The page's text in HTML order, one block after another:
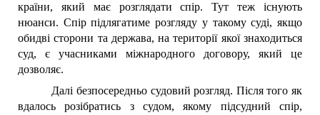
країни, який має розглядати спір. Тут теж існують
нюанси. Спір підлягатиме розгляду у такому суді, якщо
обидві сторони та держава, на території якої знаходиться
суд, є учасниками міжнародного договору, який це
дозволяє.
Далі безпосередньо судовий розгляд. Після того як
вдалось розібратись з судом, якому підсудний спір,